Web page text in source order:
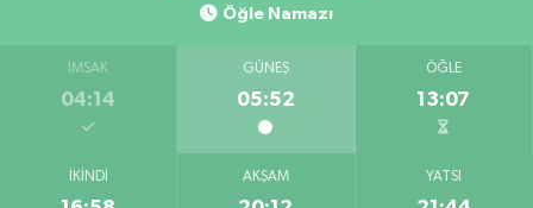
Öğle Namazı
İMSAK
04:14
GÜNEŞ
05:52
ÖĞLE
13:07
İKINDI AKŞAM YATSI